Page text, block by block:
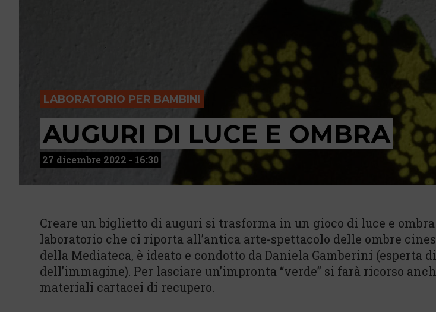
LABORATORIO PER BAMBINI
AUGURI DI LUCE E OMBRA
27 dicembre 2022 - 16:30
Creare un biglietto di auguri si trasforma in un gioco di luce e
laboratorio che ci riporta all’antica arte-spettacolo delle ombre
della Mediateca, è ideato e condotto da Daniela Gamberini (esperta
dell’immagine). Per lasciare un’impronta “verde” si farà ricorso
materiali cartacei di recupero.